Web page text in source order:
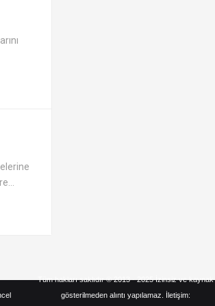
Tüm hakları saklıdır © 2013 - 2025 İzinsiz ve kaynak
gösterilmeden alıntı yapılamaz. İletişim: